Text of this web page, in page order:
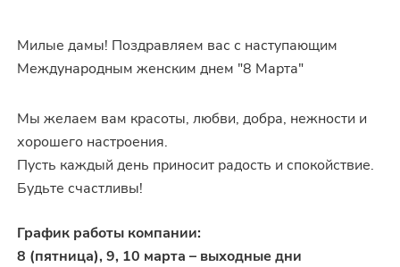
Милые дамы! Поздравляем вас с наступающим
Международным женским днем "8 Марта"
Мы желаем вам красоты, любви, добра, нежности и
хорошего настроения.
Пусть каждый день приносит радость и спокойствие.
Будьте счастливы!
График работы компании:
8 (пятница), 9, 10 марта – выходные дни